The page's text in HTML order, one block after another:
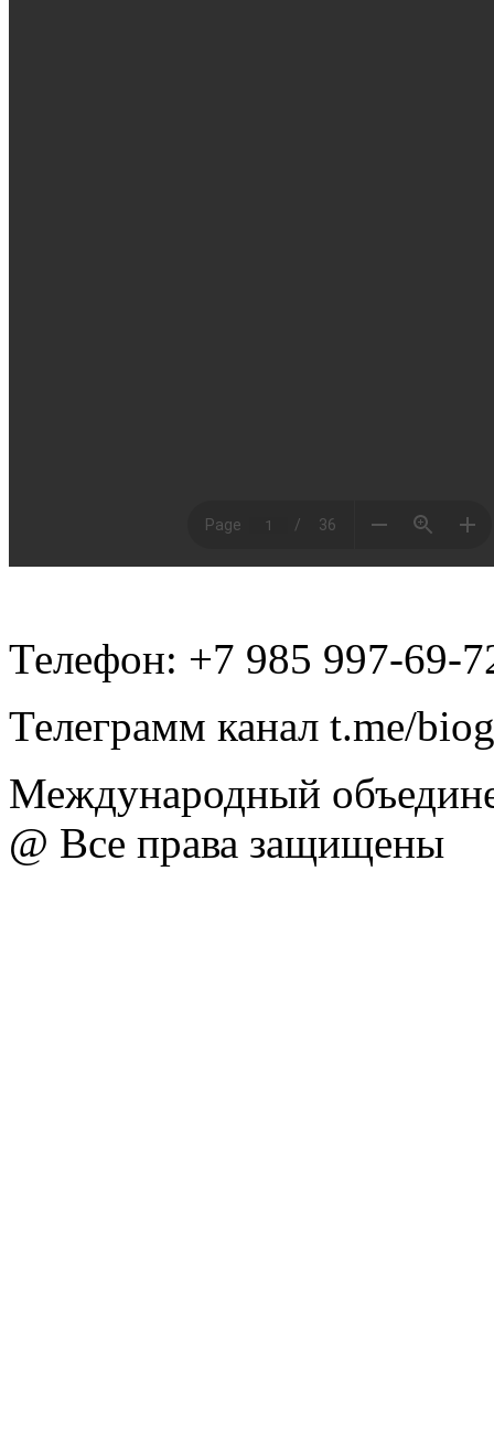
Телефон: +7 985 997-69-
Телеграмм канал t.me/
Международный
@ Все права защищены